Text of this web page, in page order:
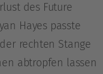
des Future
Hayes passte
rechten Stange
abtropfen lassen